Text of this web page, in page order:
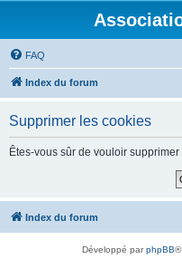
FAQ
Index du forum
Supprimer les cookies
Êtes-vous sûr de vouloir
Index du forum
Développé parphpBB®